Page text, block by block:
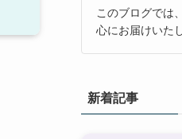
このブログでは
心にお届けいた
新着記事